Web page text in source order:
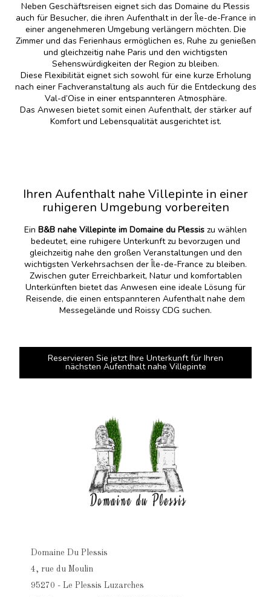
Neben Geschäftsreisen eignet sich das Domaine du Plessis
auch für Besucher, die ihren Aufenthalt in der Île-de-France in
einer angenehmeren Umgebung verlängern möchten. Die
Zimmer und das Ferienhaus ermöglichen es, Ruhe zu genießen
und gleichzeitig nahe Paris und den wichtigsten
Sehenswürdigkeiten der Region zu bleiben.
Diese Flexibilität eignet sich sowohl für eine kurze Erholung
nach einer Fachveranstaltung als auch für die Entdeckung des
Val-d’Oise in einer entspannteren Atmosphäre.
Das Anwesen bietet somit einen Aufenthalt, der stärker auf
Komfort und Lebensqualität ausgerichtet ist.
Ihren Aufenthalt nahe Villepinte in einer
ruhigeren Umgebung vorbereiten
Ein B&B nahe Villepinte im Domaine du Plessis zu wählen
bedeutet, eine ruhigere Unterkunft zu bevorzugen und
gleichzeitig nahe den großen Veranstaltungen und den
wichtigsten Verkehrsachsen der Île-de-France zu bleiben.
Zwischen guter Erreichbarkeit, Natur und komfortablen
Unterkünften bietet das Anwesen eine ideale Lösung für
Reisende, die einen entspannteren Aufenthalt nahe dem
Messegelände und Roissy CDG suchen.
Reservieren Sie jetzt Ihre Unterkunft für Ihren
nächsten Aufenthalt nahe Villepinte
Domaine Du Plessis
4, rue du Moulin
95270 - Le Plessis Luzarches